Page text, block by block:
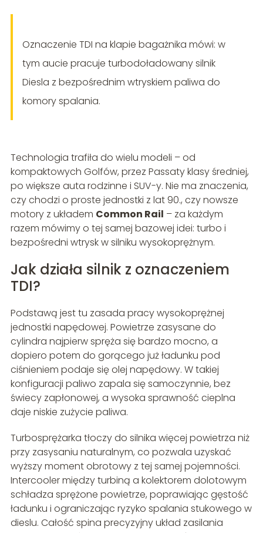
Oznaczenie TDI na klapie bagażnika mówi: w
tym aucie pracuje turbodoładowany silnik
Diesla z bezpośrednim wtryskiem paliwa do
komory spalania.
Technologia trafiła do wielu modeli – od
kompaktowych Golfów, przez Passaty klasy średniej,
po większe auta rodzinne i SUV-y. Nie ma znaczenia,
czy chodzi o proste jednostki z lat 90., czy nowsze
motory z układem Common Rail – za każdym
razem mówimy o tej samej bazowej idei: turbo i
bezpośredni wtrysk w silniku wysokoprężnym.
Jak działa silnik z oznaczeniem
TDI?
Podstawą jest tu zasada pracy wysokoprężnej
jednostki napędowej. Powietrze zasysane do
cylindra najpierw spręża się bardzo mocno, a
dopiero potem do gorącego już ładunku pod
ciśnieniem podaje się olej napędowy. W takiej
konfiguracji paliwo zapala się samoczynnie, bez
świecy zapłonowej, a wysoka sprawność cieplna
daje niskie zużycie paliwa.
Turbosprężarka tłoczy do silnika więcej powietrza niż
przy zasysaniu naturalnym, co pozwala uzyskać
wyższy moment obrotowy z tej samej pojemności.
Intercooler między turbiną a kolektorem dolotowym
schładza sprężone powietrze, poprawiając gęstość
ładunku i ograniczając ryzyko spalania stukowego w
dieslu. Całość spina precyzyjny układ zasilania